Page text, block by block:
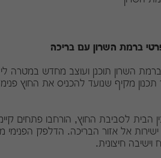
ברמת השרון עם בריכה
השרון תוכנן ועוצב מחדש במטרה
מקיף שנועד להכניס את החוץ
הבית לסביבת החוץ, הורחבו פתחים
ישירות אל אזור הבריכה. הדלפק
וישיבה חיצונית.